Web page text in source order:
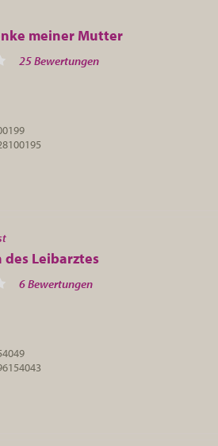
meiner Mutter
25 Bewertungen
des Leibarztes
6 Bewertungen